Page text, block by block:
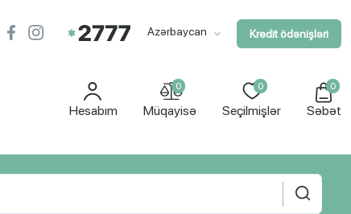
Azərbaycan Kredit ödənişləri
Hesabım
0
Müqayisə
0
Seçilmişlər
0
Səbət